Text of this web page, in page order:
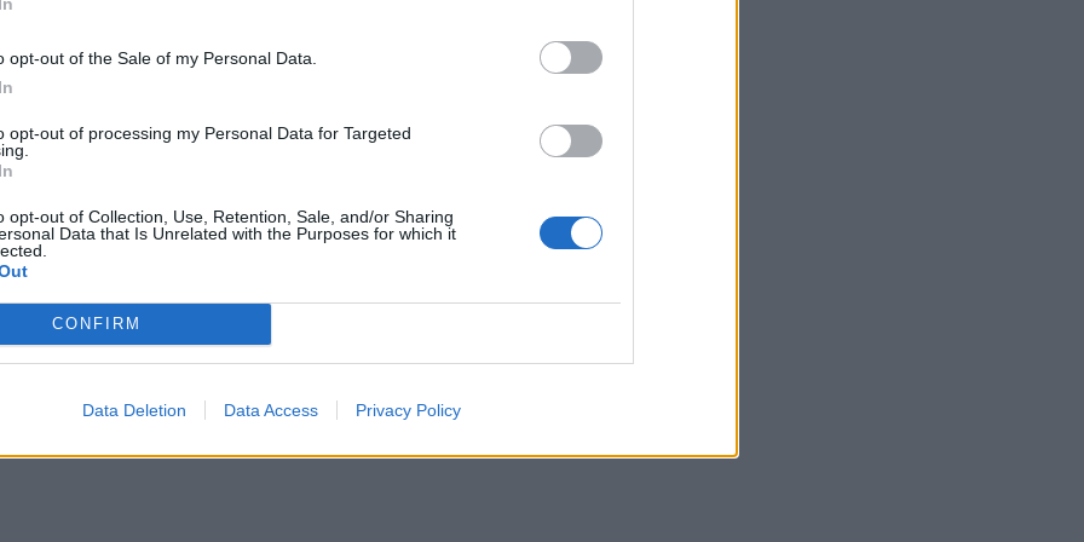
opt-out of the Sale of my Personal Data.
opt-out of processing my Personal Data for Targeted
opt-out of Collection, Use, Retention, Sale, and/or Sharing
Data that Is Unrelated with the Purposes for which it
CONFIRM
Data Deletion Data Access Privacy Policy